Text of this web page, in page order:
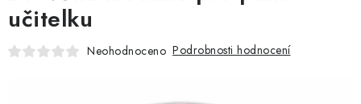
DOPLŇKY
TVOŘENÍ
učitelku
Neohodnoceno Podrobnosti hodnocení